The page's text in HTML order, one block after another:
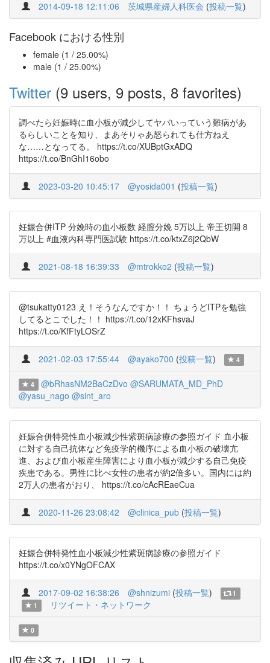
2014-09-18 12:11:06 茨城県産婦人科医会 (投稿一覧)
Facebook における性別
female (1 / 25.00%)
male (1 / 25.00%)
Twitter (9 users, 9 posts, 8 favorites)
調べたら妊娠時に血小板が減少してヤバいっていう難病があ
るらしいことを知り、まあそりゃあ怒られても仕方ねえ
な……となってる。 https://t.co/XUBptGxADQ
https://t.co/BnGhI16obo
2023-03-20 10:45:17 @yosida001 (投稿一覧)
妊娠合併ITP 分娩時の血小板数 経膣分娩 5万以上 帝王切開 8
万以上 #血液内科専門医試験 https://t.co/ktxZ6j2QbW
2021-08-18 16:39:33 @mtrokko2 (投稿一覧)
@tsukatty0123 え！そうなんですか！！ ちょうどITPを勉強
してるとこでした！！ https://t.co/12xKFhsvaJ
https://t.co/KfFtyLOSrZ
2021-02-03 17:55:44 @ayako700 (投稿一覧) 4
4 @bRhasNM2BaCzDvo @SARUMATA_MD_PhD
@yasu_nago @sint_aro
妊娠合併特発性血小板減少性紫斑病診療の参照ガイド 血小板
に対する自己抗体など免疫学的機序による血小板の破壊亢
進、および血小板産生障害により血小板が減少する自己免疫
疾患である。男性に比べ女性の患者が約2倍多い。国内には約
2万人の患者がおり、 https://t.co/cAcREaeCua
2020-11-26 23:08:42 @clinica_pub (投稿一覧)
妊娠合併特発性血小板減少性紫斑病診療の参照ガイド
https://t.co/x0YNgOFCAX
2017-09-02 16:38:26 @shnizumi (投稿一覧)
1
1
リツイート・ネットワーク
0